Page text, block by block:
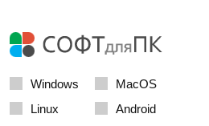
Windows
MacOS
Linux
Android